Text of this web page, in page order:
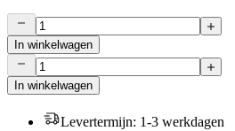
In winkelwagen
In winkelwagen
Levertermijn: 1-3 werkdagen